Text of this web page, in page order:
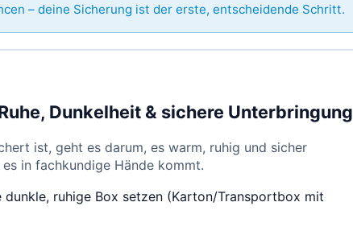
– deine Sicherung ist der erste, entscheidende Schritt.
Dunkelheit & sichere Unterbringung
ist, geht es darum, es warm, ruhig und sicher
in fachkundige Hände kommt.
dunkle, ruhige Box setzen (Karton/Transportbox mit